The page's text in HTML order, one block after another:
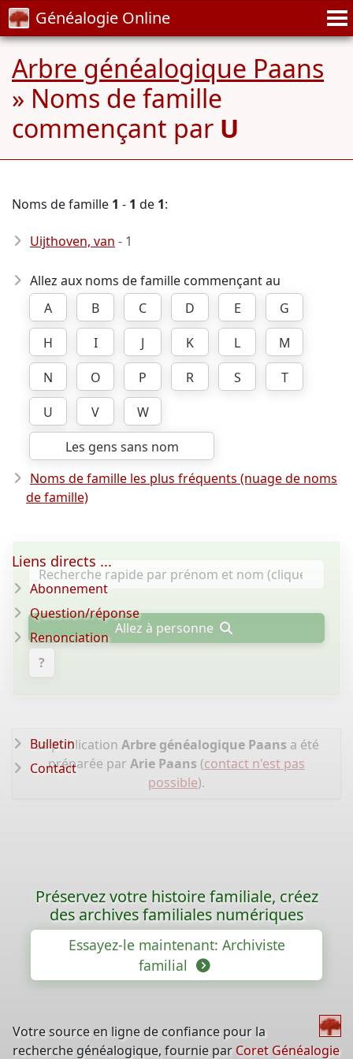
Généalogie Online
Arbre généalogique Paans
» Noms de famille
commençant par U
Noms de famille 1 - 1 de 1:
Uijthoven, van - 1
Allez aux noms de famille commençant au
A
B C D E
G
H
I J K L
M
N
O P R S
T
U
V
W
Les gens sans nom
Noms de famille les plus fréquents (nuage de noms
de famille)
Allez à personne
?
La publication Arbre généalogique Paans a été
préparée par Arie Paans (contact n'est pas
possible).
Liens directs ...
Abonnement
Question/réponse
Renonciation
Bulletin
Contact
Préservez votre histoire familiale, créez
des archives familiales numériques
Essayez-le maintenant: Archiviste
familial
Votre source en ligne de confiance pour la
recherche généalogique, fournie par Coret Généalogie